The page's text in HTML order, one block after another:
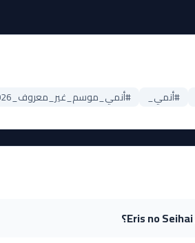
#أنمي_ #أنمي_موسم_غير_معروف_2026